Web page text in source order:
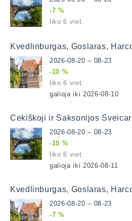
-7 %
liko 6 viet.
Kvedlinburgas, Goslaras,
2026-08-20 – 08-23
-10 %
liko 6 viet.
galioja iki 2026-08-10
Čekiškoji ir Saksonijos
2026-08-20 – 08-23
-10 %
liko 6 viet.
galioja iki 2026-08-11
Kvedlinburgas, Goslaras,
2026-08-20 – 08-23
-7 %